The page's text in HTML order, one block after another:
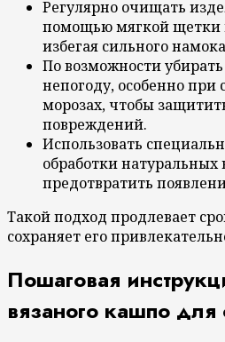
Регулярно очищать
помощью мягкой щетки
избегая сильного
По возможности
непогоду, особенно
морозах, чтобы
повреждений.
Использовать
обработки натуральных
предотвратить
Такой подход продлевает
сохраняет его
Пошаговая
вязаного кашпо для